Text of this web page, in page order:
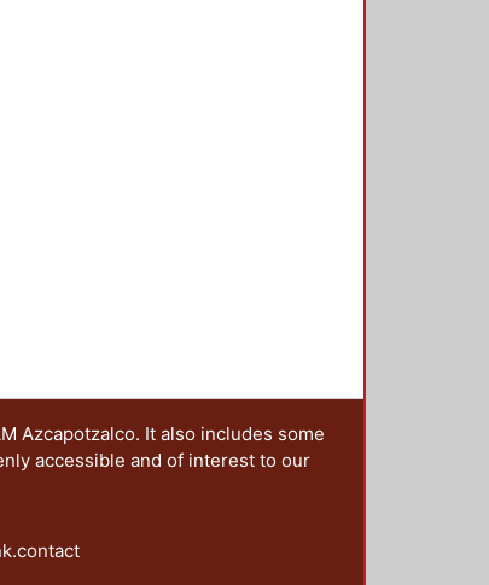
Azcapotzalco. It also includes some
accessible and of interest to our